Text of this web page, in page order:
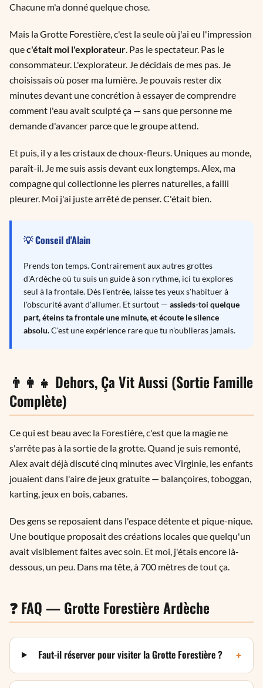
Chacune m'a donné quelque chose.
Mais la Grotte Forestière, c'est la seule où j'ai eu l'impression
quec'était moi l'explorateur . Pas le spectateur. Pas le
consommateur. L'explorateur. Je décidais de mes pas. Je
choisissais où poser ma lumière. Je pouvais rester dix
minutes devant une concrétion à essayer de comprendre
comment l'eau avait sculpté ça — sans que personne me
demande d'avancer parce que le groupe attend.
Et puis, il y a les cristaux de choux-fleurs. Uniques au monde,
paraît-il. Je me suis assis devant eux longtemps. Alex, ma
compagne qui collectionne les pierres naturelles, a failli
pleurer. Moi j'ai juste arrêté de penser. C'était bien.
💡 Conseil d'Alain
Prends ton temps. Contrairement aux autres grottes
d'Ardèche où tu suis un guide à son rythme, ici tu explores
seul à la frontale. Dès l'entrée, laisse tes yeux s'habituer à
l'obscurité avant d'allumer. Et surtout — assieds-toi quelque
part, éteins ta frontale une minute, et écoute le silence
absolu.C'est une expérience rare que tu n'oublieras jamais.
👨‍👩‍👧 Dehors, Ça Vit Aussi (Sortie Famille
Complète)
Ce qui est beau avec la Forestière, c'est que la magie ne
s'arrête pas à la sortie de la grotte. Quand je suis remonté,
Alex avait déjà discuté cinq minutes avec Virginie, les enfants
jouaient dans l'aire de jeux gratuite — balançoires, toboggan,
karting, jeux en bois, cabanes.
Des gens se reposaient dans l'espace détente et pique-nique.
Une boutique proposait des créations locales que quelqu'un
avait visiblement faites avec soin. Et moi, j'étais encore là-
dessous, un peu. Dans ma tête, à 700 mètres de tout ça.
❓ FAQ — Grotte Forestière Ardèche
Faut-il réserver pour visiter la Grotte Forestière ? +